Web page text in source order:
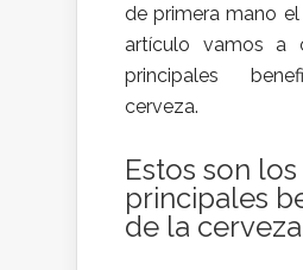
de primera mano
artículo vamos a
principales
cerveza.
Estos son los
principales
de la cerveza